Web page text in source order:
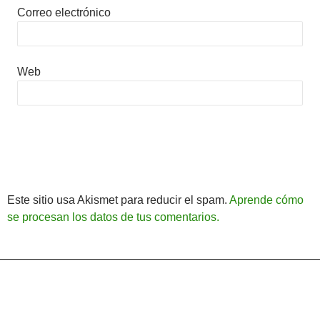
Correo electrónico
Web
Este sitio usa Akismet para reducir el spam. Aprende cómo
se procesan los datos de tus comentarios.